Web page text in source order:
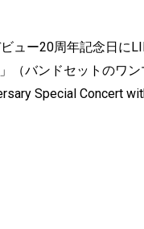
ュー20周年記念日に
（バンドセットのワ
Special Concert